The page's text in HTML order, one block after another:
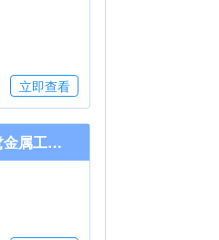
立即查看
JLU备品备件(厦门嘉鹭金属工业有限公司),2026-08-0716:21:16